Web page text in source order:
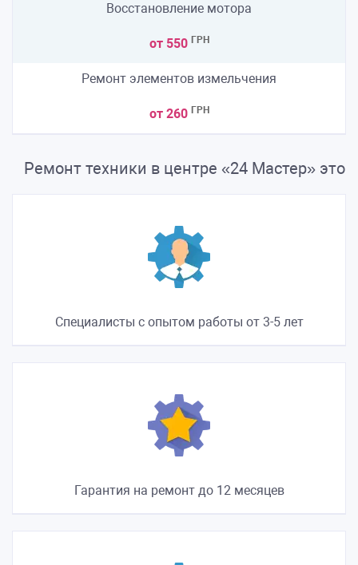
Восстановление мотора
от 550 ГРН
Ремонт элементов измельчения
от 260 ГРН
Ремонт техники в центре «24 Мастер» это
Специалисты с опытом работы от 3-5 лет
Гарантия на ремонт до 12 месяцев